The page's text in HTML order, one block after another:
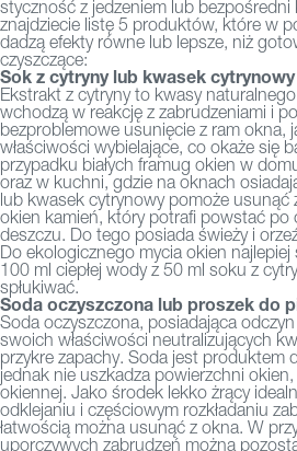
styczność z jedzeniem lub bezpośredni
znajdziecie listę 5 produktów, które w
dadzą efekty równe lub lepsze, niż
czyszczące:
Sok z cytryny lub kwasek cytrynowy
Ekstrakt z cytryny to kwasy
wchodzą w reakcję z zabrudzeniami i
bezproblemowe usunięcie z ram okna,
właściwości wybielające, co okaże się
przypadku białych framug okien w
oraz w kuchni, gdzie na oknach
lub kwasek cytrynowy pomoże usunąć
okien kamień, który potrafi powstać po
deszczu. Do tego posiada świeży i
Do ekologicznego mycia okien najlepiej
100 ml ciepłej wody z 50 ml soku z
spłukiwać.
Soda oczyszczona lub proszek do
Soda oczyszczona, posiadająca
swoich właściwości neutralizujących
przykre zapachy. Soda jest produktem
jednak nie uszkadza powierzchni
okiennej. Jako środek lekko żrący
odklejaniu i częściowym rozkładaniu
łatwością można usunąć z okna. W
uporczywych zabrudzeń można